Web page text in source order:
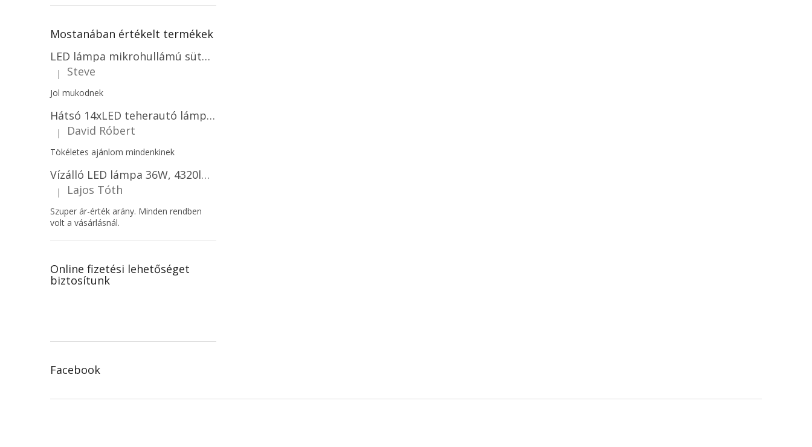
Mostanában értékelt termékek
LED lámpa mikrohullámú sütővel és fényérzékelővel 18W, 1830lm, IP44, 4000K, kerek, fehér keret/2-PACK!
A termék értékelése 5-ből 5 csillag.
| Steve
Jol mukodnek
Hátsó 14xLED teherautó lámpa, 12V, bal vagy jobb oldali vagy jobb oldali/2-PACK! [L1070-BL]
A termék értékelése 5-ből 5 csillag.
| David Róbert
Tökéletes ajánlom mindenkinek
Vízálló LED lámpa 36W, 4320lm (120lm/W), IP65, 120cm, 5+7 gratis!
A termék értékelése 5-ből 5 csillag.
| Lajos Tóth
Szuper ár-érték arány. Minden rendben
volt a vásárlásnál.
Online fizetési lehetőséget
biztosítunk
Facebook